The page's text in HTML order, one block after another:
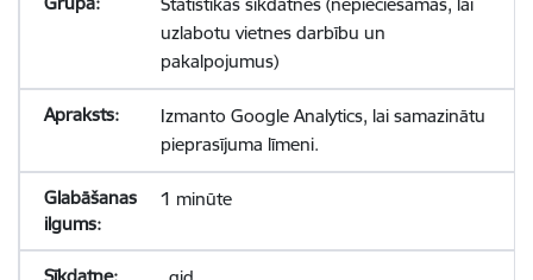
uzlabotu vietnes darbību un
pakalpojumus)
Izmanto Google Analytics, lai samazinātu
pieprasījuma līmeni.
1 minūte